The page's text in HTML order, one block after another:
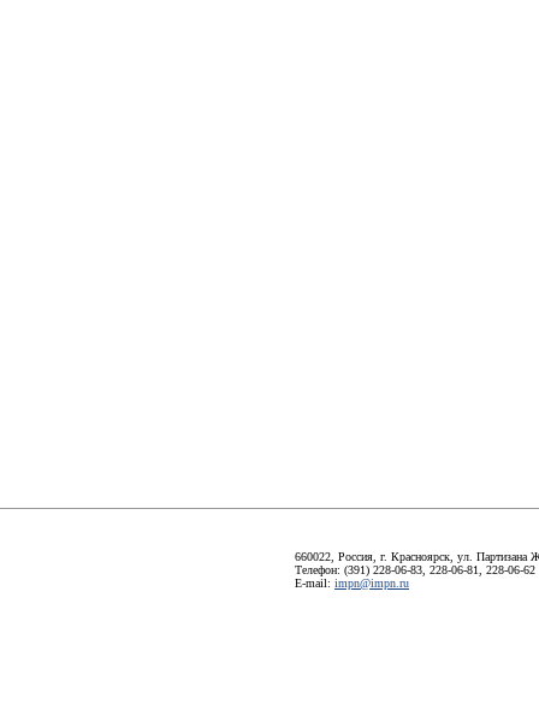
660022, Россия, г. Красноярск, ул. Партизана
Телефон: (391) 228-06-83, 228-06-81, 228-06-62
E-mail: impn@impn.ru